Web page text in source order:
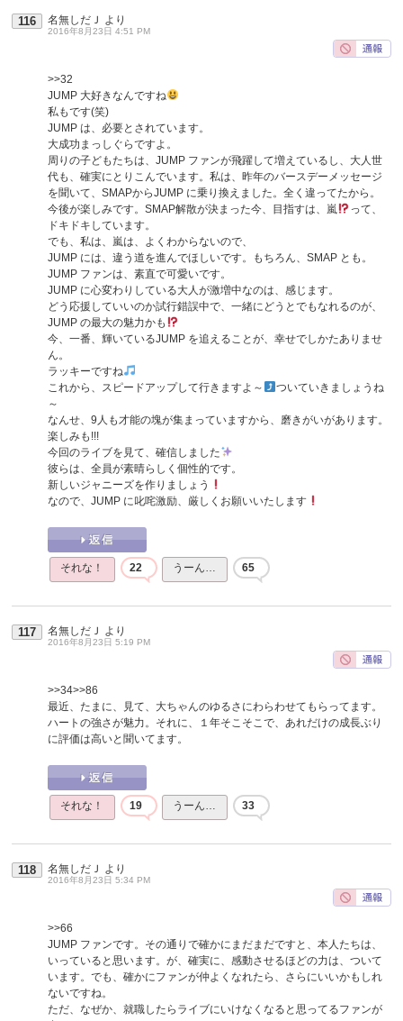
116 名無しだＪ より
2016年8月23日 4:51 PM
>>32
JUMP 大好きなんですね
私もです(笑)
JUMP は、必要とされています。
大成功まっしぐらですよ。
周りの子どもたちは、JUMP ファンが飛躍して増えているし、大人世
代も、確実にとりこんでいます。私は、昨年のバースデーメッセージ
を聞いて、SMAPからJUMP に乗り換えました。全く違ってたから。
今後が楽しみです。SMAP解散が決まった今、目指すは、嵐
って、
ドキドキしています。
でも、私は、嵐は、よくわからないので、
JUMP には、違う道を進んでほしいです。もちろん、SMAP とも。
JUMP ファンは、素直で可愛いです。
JUMP に心変わりしている大人が激増中なのは、感じます。
どう応援していいのか試行錯誤中で、一緒にどうとでもなれるのが、
JUMP の最大の魅力かも
今、一番、輝いているJUMP を追えることが、幸せでしかたありませ
ん。
ラッキーですね
これから、スピードアップして行きますよ～
ついていきましょうね
～
なんせ、9人も才能の塊が集まっていますから、磨きがいがあります。
楽しみも!!!
今回のライブを見て、確信しました
彼らは、全員が素晴らしく個性的です。
新しいジャニーズを作りましょう
なので、JUMP に叱咤激励、厳しくお願いいたします
それな！ 22 うーん… 65
117 名無しだＪ より
2016年8月23日 5:19 PM
>>34>>86
最近、たまに、見て、大ちゃんのゆるさにわらわせてもらってます。
ハートの強さが魅力。それに、１年そこそこで、あれだけの成長ぶり
に評価は高いと聞いてます。
それな！ 19 うーん… 33
118 名無しだＪ より
2016年8月23日 5:34 PM
>>66
JUMP ファンです。その通りで確かにまだまだですと、本人たちは、
いっていると思います。が、確実に、感動させるほどの力は、ついて
います。でも、確かにファンが仲よくなれたら、さらにいいかもしれ
ないですね。
ただ、なぜか、就職したらライブにいけなくなると思ってるファンが